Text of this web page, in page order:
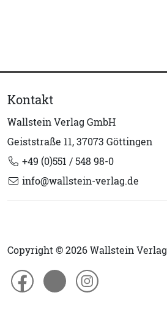
Kontakt
Wallstein Verlag GmbH
Geiststraße 11, 37073 Göttingen
+49 (0)551 / 548 98-0
info@wallstein-verlag.de
Copyright © 2026 Wallstein Verlag